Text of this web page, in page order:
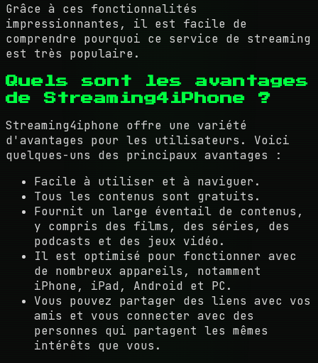
Grâce à ces fonctionnalités
impressionnantes, il est facile de
comprendre pourquoi ce service de streaming
est très populaire.
Quels sont les avantages
de Streaming4iPhone ?
Streaming4iphone offre une variété
d'avantages pour les utilisateurs. Voici
quelques-uns des principaux avantages :
Facile à utiliser et à naviguer.
Tous les contenus sont gratuits.
Fournit un large éventail de contenus,
y compris des films, des séries, des
podcasts et des jeux vidéo.
Il est optimisé pour fonctionner avec
de nombreux appareils, notamment
iPhone, iPad, Android et PC.
Vous pouvez partager des liens avec vos
amis et vous connecter avec des
personnes qui partagent les mêmes
intérêts que vous.